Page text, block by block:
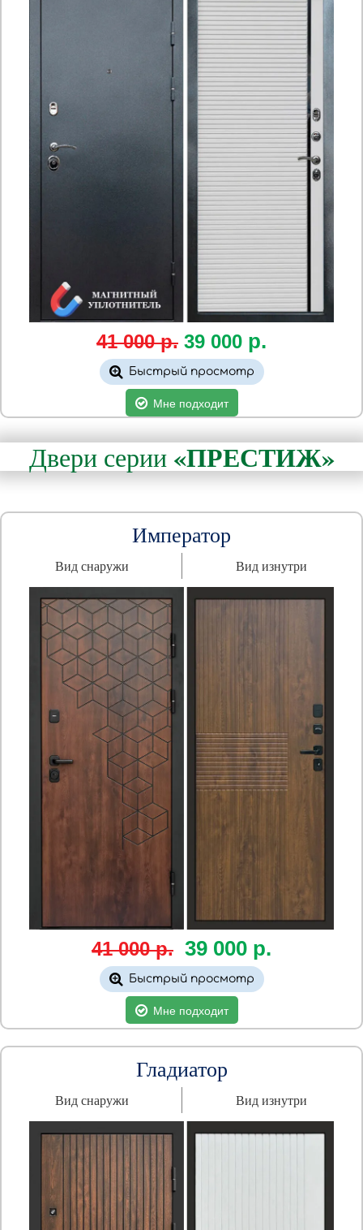
41 000 р. 39 000 р.
Быстрый просмотр
Мне подходит
Двери серии «ПРЕСТИЖ»
Император
Вид снаружи Вид изнутри
41 000 р. 39 000 р.
Быстрый просмотр
Мне подходит
Гладиатор
Вид снаружи Вид изнутри